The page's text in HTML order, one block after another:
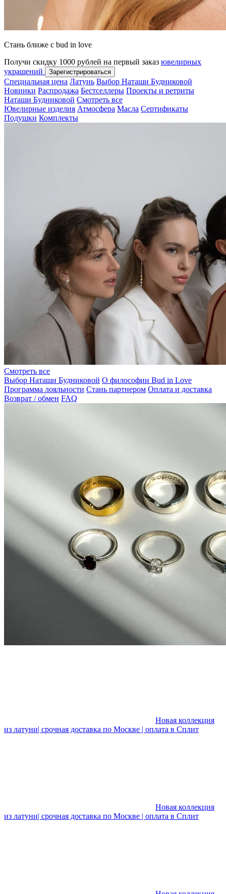
Стань ближе с bud in love
Получи скидку 1000 рублей на первый заказ ювелирных
украшений
Зарегистрироваться
Специальная цена Латунь Выбор Наташи Будниковой
Новинки Распродажа Бестселлеры Проекты и ретриты
Наташи Будниковой Смотреть все
Ювелирные изделия Атмосфера Масла Сертификаты
Подушки Комплекты
Смотреть все
Выбор Наташи Будниковой О философии Bud in Love
Программа лояльности Стань партнером Оплата и доставка
Возврат / обмен FAQ
Новая коллекция
из латуни| срочная доставка по Москве | оплата в Сплит
Новая коллекция
из латуни| срочная доставка по Москве | оплата в Сплит